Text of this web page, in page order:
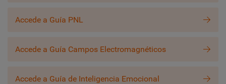
Accede a Guía PNL
Accede a Guía Campos Electromagnéticos
Accede a Guía de Inteligencia Emocional